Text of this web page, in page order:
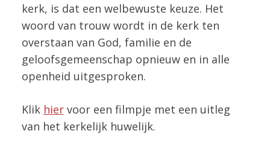
kerk, is dat een welbewuste keuze. Het
woord van trouw wordt in de kerk ten
overstaan van God, familie en de
geloofsgemeenschap opnieuw en in alle
openheid uitgesproken.
Klik hiervoor een filmpje met een uitleg
van het kerkelijk huwelijk.